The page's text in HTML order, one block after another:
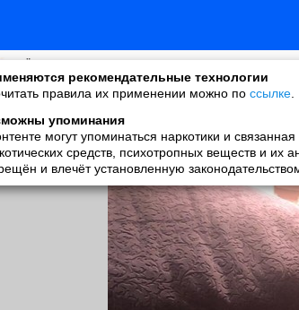
рекомендательные технологии
правила их применении можно по ссылке
упоминания
могут упоминаться наркотики и
средств, психотропных веществ и их
и влечёт установленную
ВСЁ ПУЧКОМ :)
added a photo
31 May в 08:42